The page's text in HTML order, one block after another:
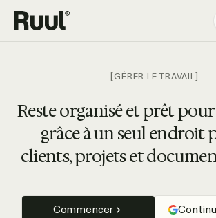
Accueil Ruul
Ressources
[GÉRER LE TRAVAIL]
Reste organisé et prêt
grâce à un seul endroit
clients, projets et
Commencer